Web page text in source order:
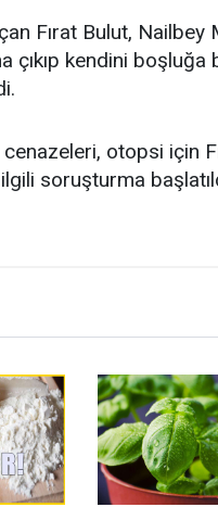
Fırat Bulut,
çıkıp kendini boşluğa
cenazeleri, otopsi için
ilgili soruşturma